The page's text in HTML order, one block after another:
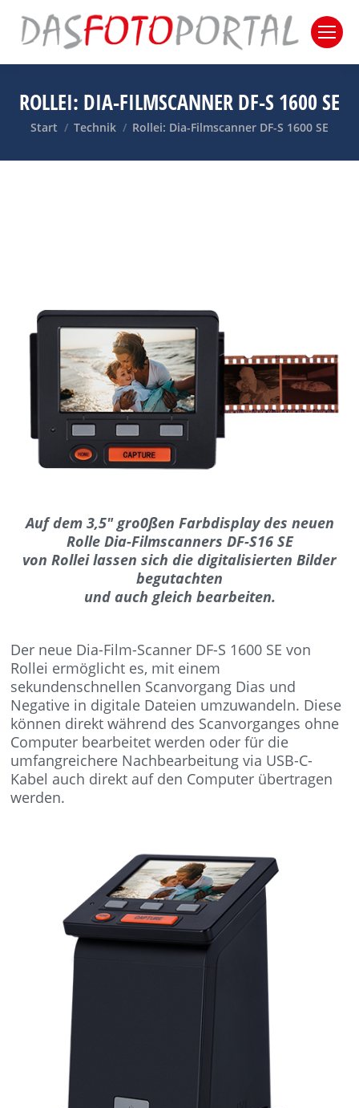
ROLLEI: DIA-FILMSCANNER DF-S 1600 SE
Sie befinden sich hier:
Start Technik Rollei: Dia-Filmscanner DF-S 1600 SE
Auf dem 3,5″ gro0ßen Farbdisplay des neuen
Rolle Dia-Filmscanners DF-S16 SE
von Rollei lassen sich die digitalisierten Bilder
begutachten
und auch gleich bearbeiten.
Der neue Dia-Film-Scanner DF-S 1600 SE von
Rollei ermöglicht es, mit einem
sekundenschnellen Scanvorgang Dias und
Negative in digitale Dateien umzuwandeln. Diese
können direkt während des Scanvorganges ohne
Computer bearbeitet werden oder für die
umfangreichere Nachbearbeitung via USB-C-
Kabel auch direkt auf den Computer übertragen
werden.